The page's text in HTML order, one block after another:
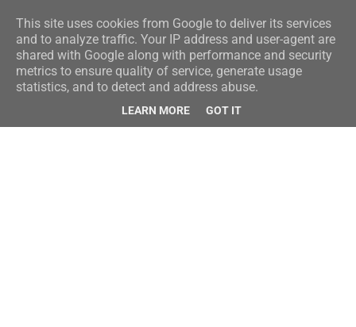
This site uses cookies from Google to deliver its services
and to analyze traffic. Your IP address and user-agent are
shared with Google along with performance and security
metrics to ensure quality of service, generate usage
statistics, and to detect and address abuse.
LEARN MORE GOT IT